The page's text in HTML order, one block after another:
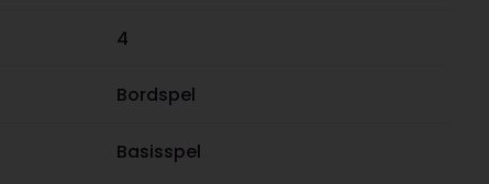
4
Bordspel
Basisspel